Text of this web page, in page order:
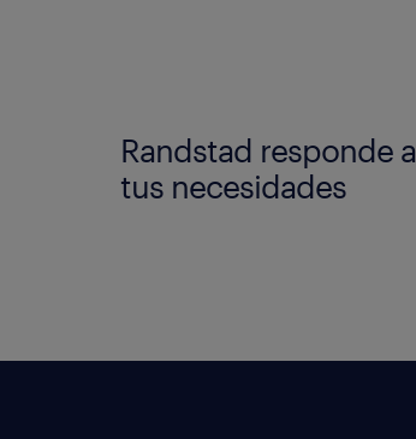
Randstad responde a
tus necesidades